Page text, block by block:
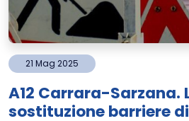
21 Mag 2025
A12 Carrara-Sarzana.
sostituzione barriere